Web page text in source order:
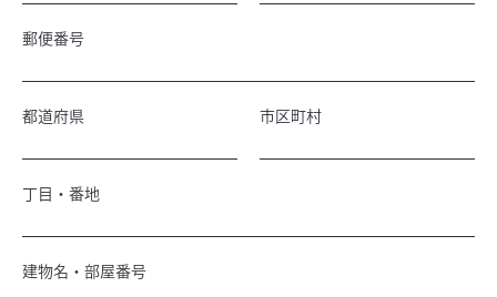
郵便番号
都道府県 市区町村
丁目・番地
建物名・部屋番号